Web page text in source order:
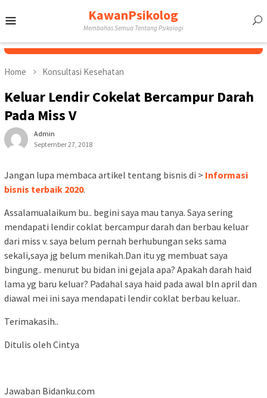
to
KawanPsikolog
Membahas Semua Tentang Psikologi
Home Konsultasi Kesehatan
Keluar Lendir Cokelat Bercampur Darah
Pada Miss V
Admin
September 27, 2018
Jangan lupa membaca artikel tentang bisnis di > Informasi
bisnis terbaik 2020.
Assalamualaikum bu.. begini saya mau tanya. Saya sering
mendapati lendir coklat bercampur darah dan berbau keluar
dari miss v. saya belum pernah berhubungan seks sama
sekali,saya jg belum menikah.Dan itu yg membuat saya
bingung.. menurut bu bidan ini gejala apa? Apakah darah haid
lama yg baru keluar? Padahal saya haid pada awal bln april dan
diawal mei ini saya mendapati lendir coklat berbau keluar..
Terimakasih..
Ditulis oleh Cintya
Jawaban Bidanku.com